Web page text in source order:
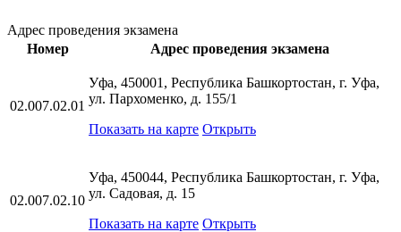
Адрес проведения экзамена
Номер
Адрес проведения экзамена
02.007.02.01
Уфа, 450001, Республика Башкортостан, г. Уфа,
ул. Пархоменко, д. 155/1
Показать на карте Открыть
02.007.02.10
Уфа, 450044, Республика Башкортостан, г. Уфа,
ул. Садовая, д. 15
Показать на карте Открыть